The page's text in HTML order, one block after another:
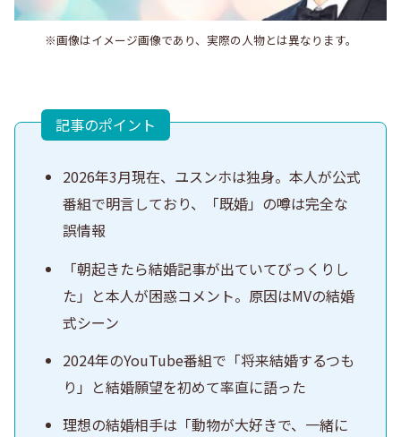
※画像はイメージ画像であり、実際の人物とは異なります。
記事のポイント
2026年3月現在、ユスンホは独身。本人が公式
番組で明言しており、「既婚」の噂は完全な
誤情報
「朝起きたら結婚記事が出ていてびっくりし
た」と本人が困惑コメント。原因はMVの結婚
式シーン
2024年のYouTube番組で「将来結婚するつも
り」と結婚願望を初めて率直に語った
理想の結婚相手は「動物が大好きで、一緒に